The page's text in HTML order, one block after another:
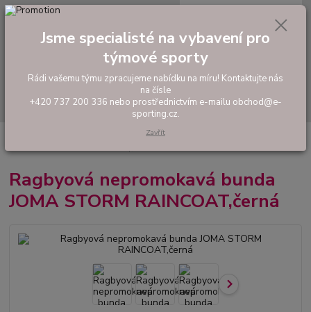
Hledat
tel: +420 737 200 336
0,00 Kč
Tréninkové ragbyové oblečení
bunda JOMA STORM RAINCOAT,černá
Ragbyová nepromokavá bunda
JOMA STORM RAINCOAT,černá
Jsme specialisté na vybavení pro
týmové sporty
Rádi vašemu týmu zpracujeme nabídku na míru! Kontaktujte nás
na čísle
+420 737 200 336 nebo prostřednictvím e-mailu obchod@e-
sporting.cz.
Zavřít